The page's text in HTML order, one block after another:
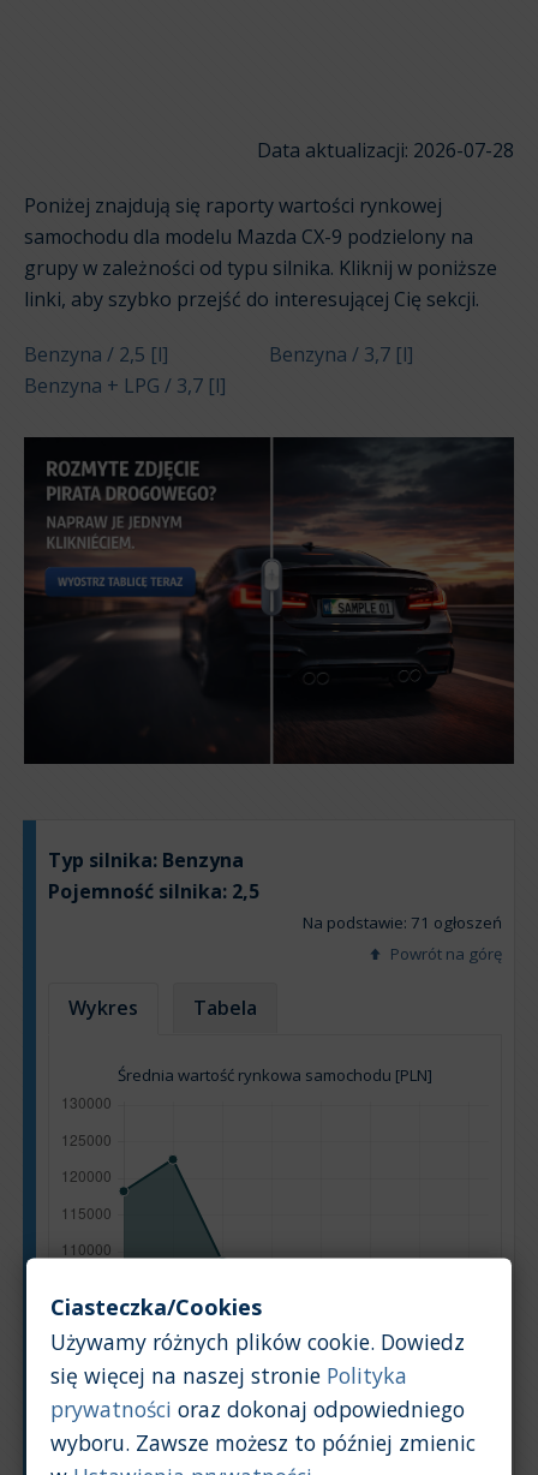
Data aktualizacji: 2026-07-28
Poniżej znajdują się raporty wartości rynkowej
samochodu dla modelu Mazda CX-9 podzielony na
grupy w zależności od typu silnika. Kliknij w poniższe
linki, aby szybko przejść do interesującej Cię sekcji.
Benzyna / 2,5 [l]
Benzyna / 3,7 [l]
Benzyna + LPG / 3,7 [l]
Typ silnika: Benzyna
Pojemność silnika: 2,5
Na podstawie: 71 ogłoszeń
Powrót na górę
Wykres Tabela
Średnia wartość rynkowa samochodu [PLN]
Ciasteczka/Cookies
Używamy różnych plików cookie. Dowiedz
się więcej na naszej stronie Polityka
prywatności oraz dokonaj odpowiedniego
wyboru. Zawsze możesz to później zmienic